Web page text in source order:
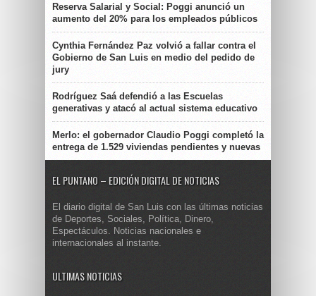
Reserva Salarial y Social: Poggi anunció un
aumento del 20% para los empleados públicos
Cynthia Fernández Paz volvió a fallar contra el
Gobierno de San Luis en medio del pedido de
jury
Rodríguez Saá defendió a las Escuelas
generativas y atacó al actual sistema educativo
Merlo: el gobernador Claudio Poggi completó la
entrega de 1.529 viviendas pendientes y nuevas
EL PUNTANO – EDICIÓN DIGITAL DE NOTICIAS
El diario digital de San Luis con las últimas noticias
de Deportes, Sociales, Política, Dinero,
Espectáculos. Noticias nacionales e
internacionales al instante.
ULTIMAS NOTICIAS